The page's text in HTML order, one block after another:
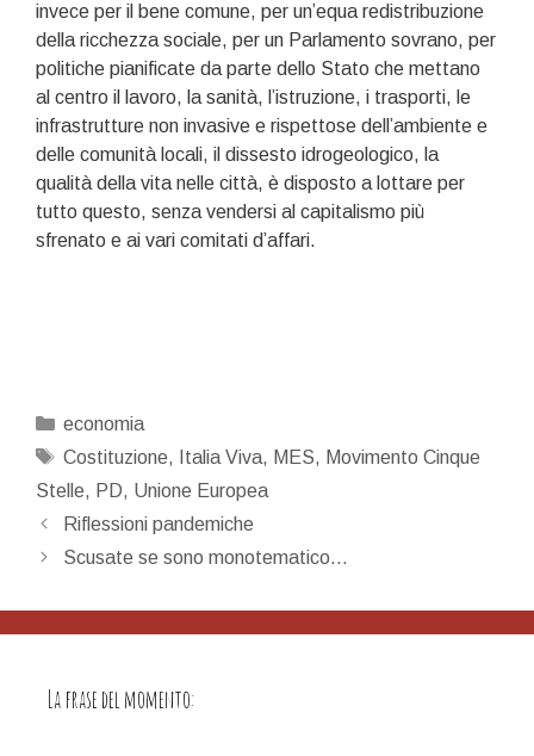
invece per il bene comune, per un’equa redistribuzione
della ricchezza sociale, per un Parlamento sovrano, per
politiche pianificate da parte dello Stato che mettano
al centro il lavoro, la sanità, l’istruzione, i trasporti, le
infrastrutture non invasive e rispettose dell’ambiente e
delle comunità locali, il dissesto idrogeologico, la
qualità della vita nelle città, è disposto a lottare per
tutto questo, senza vendersi al capitalismo più
sfrenato e ai vari comitati d’affari.
Categorie
economia
Tag
Costituzione, Italia Viva, MES, Movimento Cinque
Stelle, PD, Unione Europea
Navigazione
articolo
Riflessioni pandemiche
Scusate se sono monotematico…
La frase del momento: